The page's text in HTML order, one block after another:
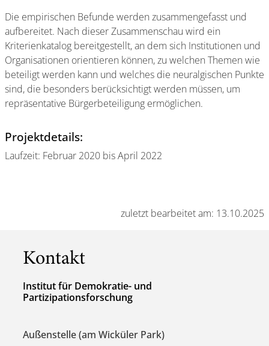
Die empirischen Befunde werden zusammengefasst und
aufbereitet. Nach dieser Zusammenschau wird ein
Kriterienkatalog bereitgestellt, an dem sich Institutionen und
Organisationen orientieren können, zu welchen Themen wie
beteiligt werden kann und welches die neuralgischen Punkte
sind, die besonders berücksichtigt werden müssen, um
repräsentative Bürgerbeteiligung ermöglichen.
Projektdetails:
Laufzeit: Februar 2020 bis April 2022
zuletzt bearbeitet am: 13.10.2025
Kontakt
Institut für Demokratie- und
Partizipationsforschung
Außenstelle (am Wicküler Park)